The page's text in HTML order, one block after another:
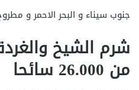
جنوب سيناء و البحر الاحمر و
شرم الشيخ
من 26.000 سائحا